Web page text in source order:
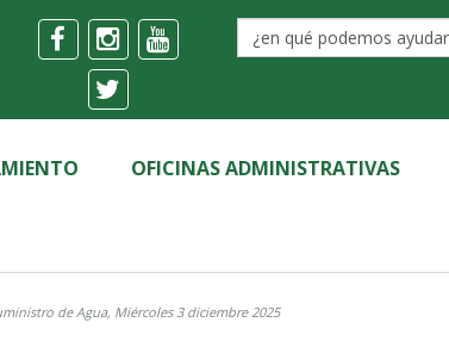
OFICINAS ADMINISTRATIVAS
de Agua, Miércoles 3 diciembre 2025